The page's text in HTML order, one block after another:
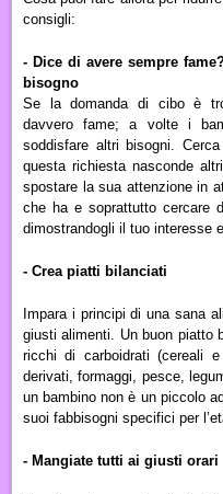
consigli:
- Dice di avere sempre
bisogno
Se la domanda di cibo è
davvero fame; a volte i
soddisfare altri bisogni.
questa richiesta nasconde
spostare la sua attenzione in
che ha e soprattutto cercare
dimostrandogli il tuo interesse
- Crea piatti bilanciati
Impara i principi di una sana
giusti alimenti. Un buon piatto
ricchi di carboidrati (cereali
derivati, formaggi, pesce,
un bambino non è un piccolo
suoi fabbisogni specifici per
- Mangiate tutti ai giusti orari